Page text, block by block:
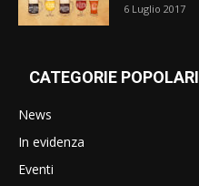
6 Luglio 2017
CATEGORIE POPOLARI
News
In evidenza
Eventi